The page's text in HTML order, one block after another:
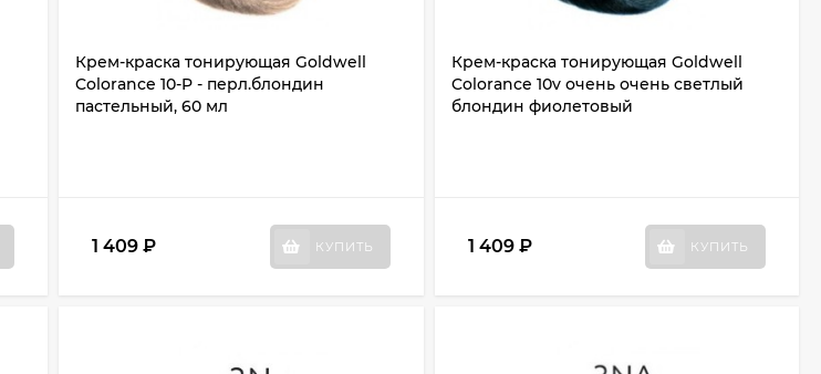
Крем-краска тонирующая Goldwell
Colorance 10-P - перл.блондин
пастельный, 60 мл
1 409₽ КУПИТЬ
Крем-краска тонирующая Goldwell
Colorance 10v очень очень светлый
блондин фиолетовый
1 409 ₽ КУПИТЬ